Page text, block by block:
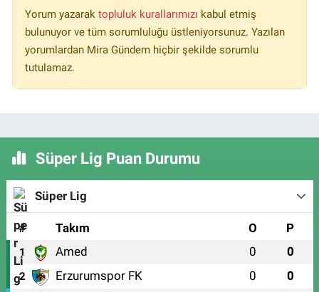
Yorum yazarak topluluk kurallarımızı kabul etmiş
bulunuyor ve tüm sorumluluğu üstleniyorsunuz. Yazılan
yorumlardan Mira Gündem hiçbir şekilde sorumlu
tutulamaz.
Süper Lig Puan Durumu
Süper Lig
# Takım O P
1 Amed 0 0
2 Erzurumspor FK 0 0